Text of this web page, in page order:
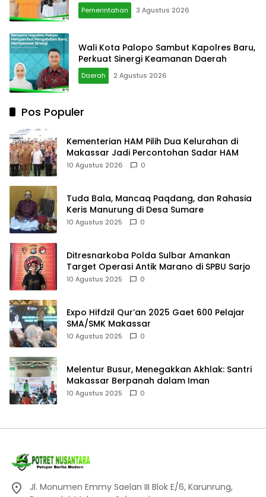
Pemerintahan 3 Agustus 2026
Wali Kota Palopo Sambut Kapolres Baru,
Perkuat Sinergi Keamanan Daerah
Daerah 2 Agustus 2026
Pos Populer
Kementerian HAM Pilih Dua Kelurahan di
Makassar Jadi Percontohan Sadar HAM
10 Agustus 2026 0
Tuda Bala, Mancaq Paqdang, dan Rahasia
Keris Manurung di Desa Sumare
10 Agustus 2025 0
Ditresnarkoba Polda Sulbar Amankan
Target Operasi Antik Marano di SPBU Sarjo
10 Agustus 2025 0
Expo Hifdzil Qur’an 2025 Gaet 600 Pelajar
SMA/SMK Makassar
10 Agustus 2025 0
Melentur Busur, Menegakkan Akhlak: Santri
Makassar Berpanah dalam Iman
10 Agustus 2025 0
Jl. Monumen Emmy Saelan III Blok E/6, Karunrung,